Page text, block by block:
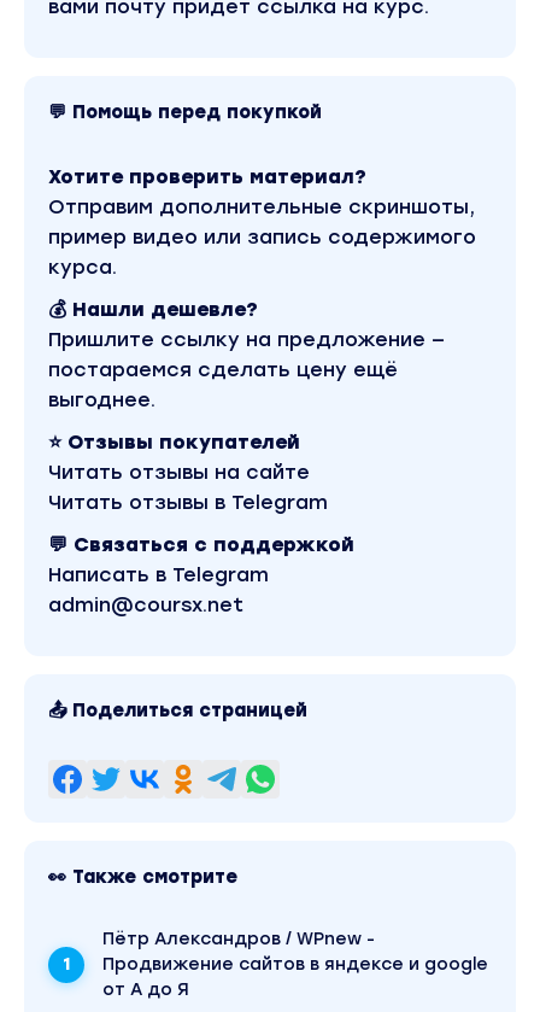
сайту.
вами почту придет ссылка на курс.
💬 Помощь перед покупкой
Хотите проверить материал?
Отправим дополнительные скриншоты,
пример видео или запись содержимого
курса.
💰 Нашли дешевле?
Пришлите ссылку на предложение —
постараемся сделать цену ещё
выгоднее.
⭐ Отзывы покупателей
Читать отзывы на сайте
Читать отзывы в Telegram
💬 Связаться с поддержкой
Написать в Telegram
admin@coursx.net
📤 Поделиться страницей
👀 Также смотрите
Пётр Александров / WPnew -
Продвижение сайтов в яндексе и google
от А до Я